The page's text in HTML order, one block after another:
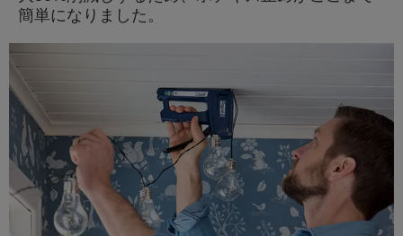
簡単になりました。